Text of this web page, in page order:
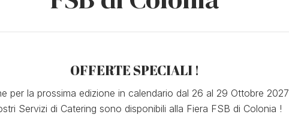
OFFERTE SPECIALI !
per la prossima edizione in calendario dal 26 al 29 Ottobre 2027
Servizi di Catering sono disponibili alla Fiera FSB di Colonia !